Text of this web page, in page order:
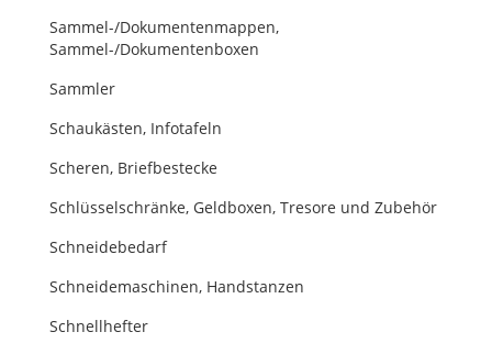
Sammel-/Dokumentenmappen,
Sammel-/Dokumentenboxen
Sammler
Schaukästen, Infotafeln
Scheren, Briefbestecke
Schlüsselschränke, Geldboxen, Tresore und Zubehör
Schneidebedarf
Schneidemaschinen, Handstanzen
Schnellhefter